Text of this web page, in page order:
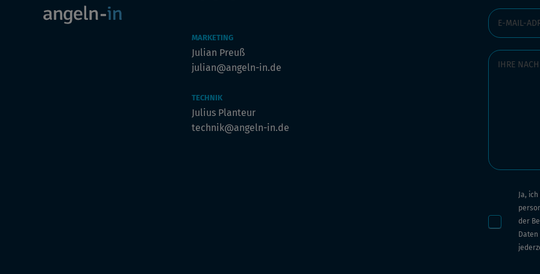
MARKETING
Julian Preuß
julian@angeln-in.de
TECHNIK
Julius Planteur
technik@angeln-in.de
Ja,
der